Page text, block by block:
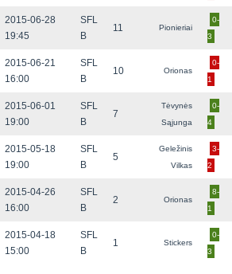
2015-06-28
19:45
SFL
B
11 Pionieriai
0-
3
2015-06-21
16:00
SFL
B
10 Orionas
0-
1
2015-06-01
19:00
SFL
B
7
Tėvynės
Sąjunga
0-
4
2015-05-18
19:00
SFL
B
5
Geležinis
Vilkas
3-
2
2015-04-26
16:00
SFL
B
2 Orionas
8-
1
2015-04-18
15:00
SFL
B
1 Stickers
0-
3